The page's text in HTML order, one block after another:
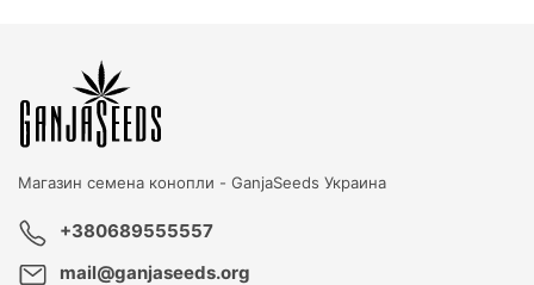
Магазин семена конопли - GanjaSeeds Украина
+380689555557
mail@ganjaseeds.org